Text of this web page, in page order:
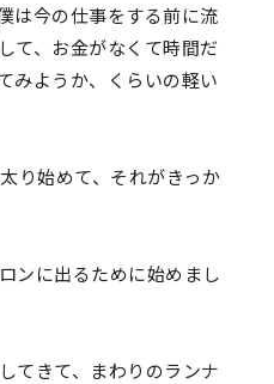
は今の仕事をする前に流
て、お金がなくて時間だ
みようか、くらいの軽い
り始めて、それがきっか
ンに出るために始めまし
てきて、まわりのランナ